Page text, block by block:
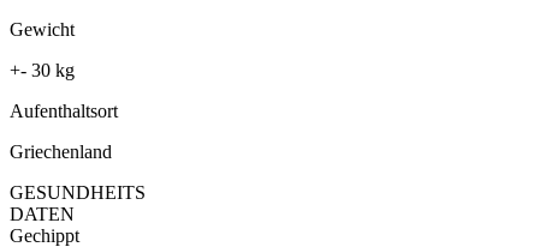
Gewicht
+- 30 kg
Aufenthaltsort
Griechenland
GESUNDHEITS
DATEN
Gechippt